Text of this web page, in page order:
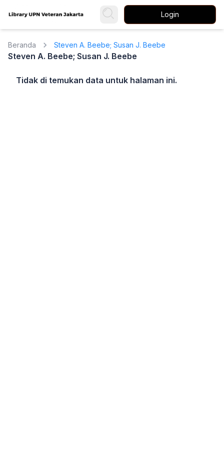
Login
Beranda Steven A. Beebe; Susan J. Beebe
Steven A. Beebe; Susan J. Beebe
Tidak di temukan data untuk halaman ini.